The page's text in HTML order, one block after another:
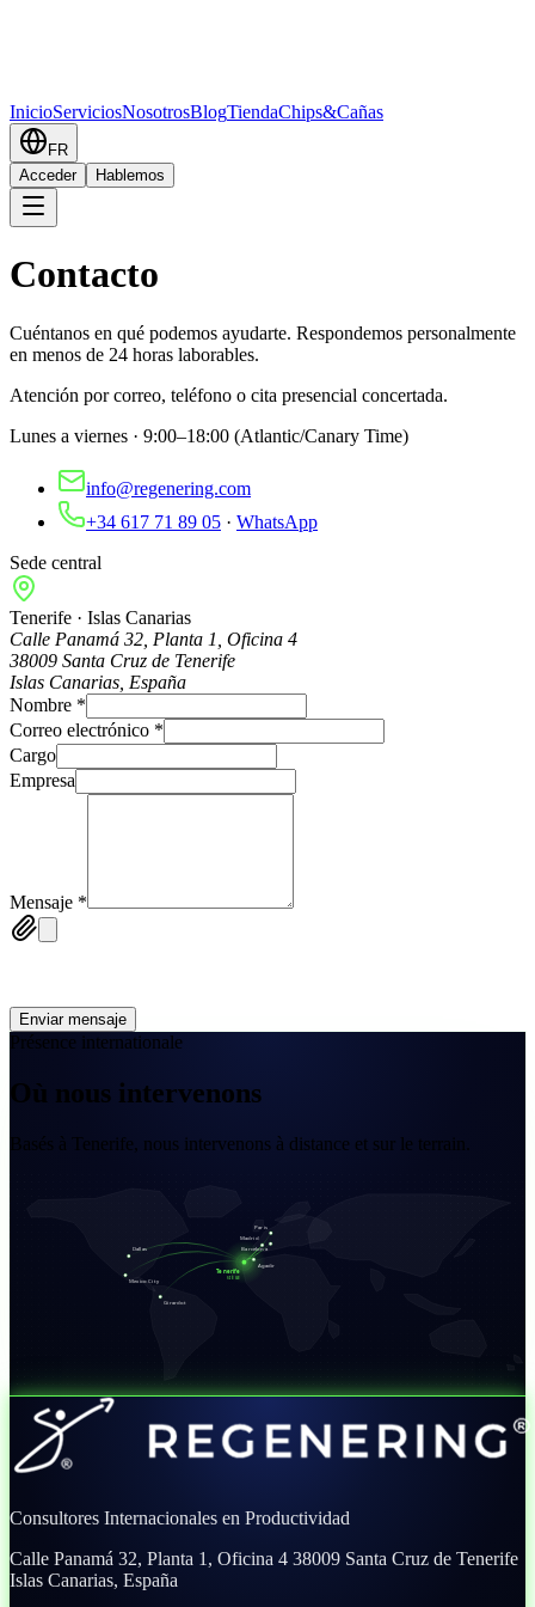
InicioServiciosNosotrosBlogTiendaChips&Cañas
FR
Acceder
Hablemos
Contacto
Cuéntanos en qué podemos ayudarte. Respondemos personalmente
en menos de 24 horas laborables.
Atención por correo, teléfono o cita presencial concertada.
Lunes a viernes · 9:00–18:00 (Atlantic/Canary Time)
info@regenering.com
+34 617 71 89 05 · WhatsApp
Sede central
Tenerife · Islas Canarias
Calle Panamá 32, Planta 1, Oficina 4
38009 Santa Cruz de Tenerife
Islas Canarias, España
Nombre *
Correo electrónico *
Cargo
Empresa
Mensaje *
Enviar mensaje
Présence internationale
Où nous intervenons
Basés à Tenerife, nous intervenons à distance et sur le terrain.
Mexico City
Dallas
Girardot
Tenerife
SIÈGE
Agadir
Madrid
Barcelona
Paris
Consultores Internacionales en Productividad
Calle Panamá 32, Planta 1, Oficina 4 38009 Santa Cruz de Tenerife
Islas Canarias, España